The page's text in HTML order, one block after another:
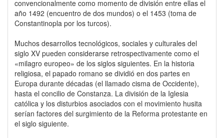
convencionalmente como momento de división entre ellas el
año 1492 (encuentro de dos mundos) o el 1453 (toma de
Constantinopla por los turcos).
Muchos desarrollos tecnológicos, sociales y culturales del
siglo XV pueden considerarse retrospectivamente como el
«milagro europeo» de los siglos siguientes. En la historia
religiosa, el papado romano se dividió en dos partes en
Europa durante décadas (el llamado cisma de Occidente),
hasta el concilio de Constanza. La división de la Iglesia
católica y los disturbios asociados con el movimiento husita
serían factores del surgimiento de la Reforma protestante en
el siglo siguiente.